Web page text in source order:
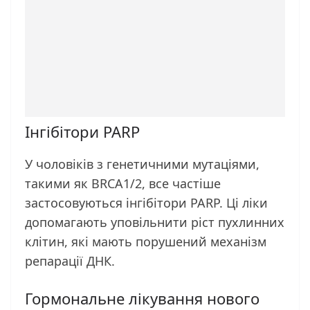
Інгібітори PARP
У чоловіків з генетичними мутаціями,
такими як BRCA1/2, все частіше
застосовуються інгібітори PARP. Ці ліки
допомагають уповільнити ріст пухлинних
клітин, які мають порушений механізм
репарації ДНК.
Гормональне лікування нового